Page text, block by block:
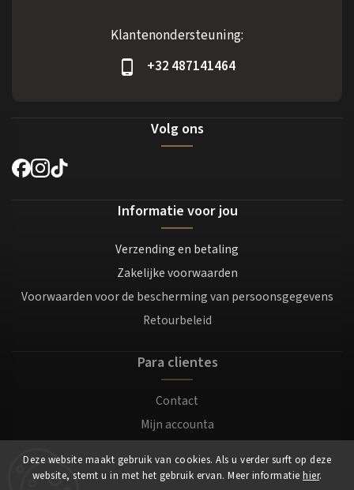
Deze website maakt gebruik van cookies. Als u verder surft op deze
website, stemt u in met het gebruik ervan. Meer informatie hier.
Klantenondersteuning:
+32 487141464
Volg ons
Informatie voor jou
Verzending en betaling
Zakelijke voorwaarden
Voorwaarden voor de bescherming van persoonsgegevens
Retourbeleid
Para clientes
Contact
Mijn accounta
Login